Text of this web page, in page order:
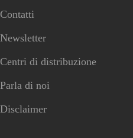
Contatti
Newsletter
Centri di distribuzione
Parla di noi
Disclaimer